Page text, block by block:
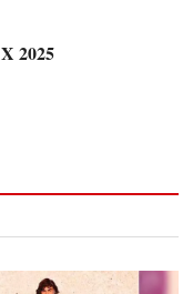
2025